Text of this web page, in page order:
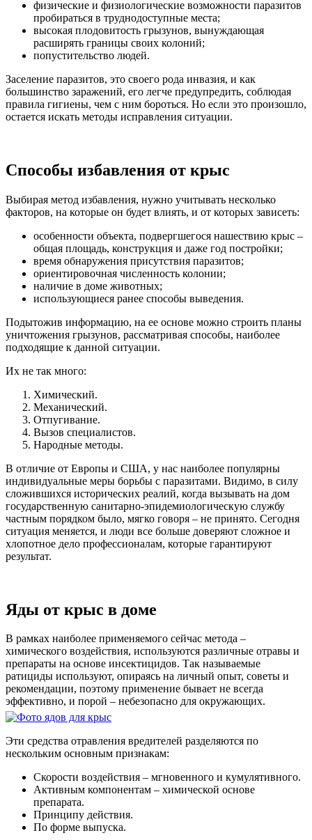
физические и физиологические возможности паразитов
пробираться в труднодоступные места;
высокая плодовитость грызунов, вынуждающая
расширять границы своих колоний;
попустительство людей.
Заселение паразитов, это своего рода инвазия, и как
большинство заражений, его легче предупредить, соблюдая
правила гигиены, чем с ним бороться. Но если это произошло,
остается искать методы исправления ситуации.
Способы избавления от крыс
Выбирая метод избавления, нужно учитывать несколько
факторов, на которые он будет влиять, и от которых зависеть:
особенности объекта, подвергшегося нашествию крыс –
общая площадь, конструкция и даже год постройки;
время обнаружения присутствия паразитов;
ориентировочная численность колонии;
наличие в доме животных;
использующиеся ранее способы выведения.
Подытожив информацию, на ее основе можно строить планы
уничтожения грызунов, рассматривая способы, наиболее
подходящие к данной ситуации.
Их не так много:
Химический.
Механический.
Отпугивание.
Вызов специалистов.
Народные методы.
В отличие от Европы и США, у нас наиболее популярны
индивидуальные меры борьбы с паразитами. Видимо, в силу
сложившихся исторических реалий, когда вызывать на дом
государственную санитарно-эпидемиологическую службу
частным порядком было, мягко говоря – не принято. Сегодня
ситуация меняется, и люди все больше доверяют сложное и
хлопотное дело профессионалам, которые гарантируют
результат.
Яды от крыс в доме
В рамках наиболее применяемого сейчас метода –
химического воздействия, используются различные отравы и
препараты на основе инсектицидов. Так называемые
ратициды используют, опираясь на личный опыт, советы и
рекомендации, поэтому применение бывает не всегда
эффективно, и порой – небезопасно для окружающих.
Эти средства отравления вредителей разделяются по
нескольким основным признакам:
Скорости воздействия – мгновенного и кумулятивного.
Активным компонентам – химической основе
препарата.
Принципу действия.
По форме выпуска.